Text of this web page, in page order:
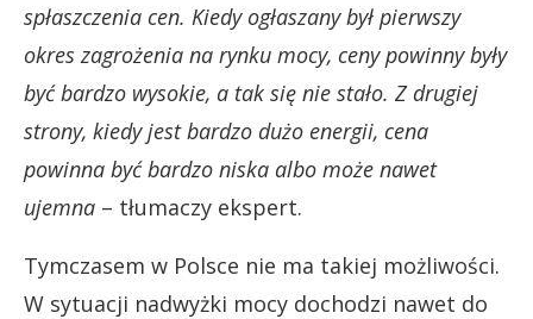
spłaszczenia cen. Kiedy ogłaszany był pierwszy
okres zagrożenia na rynku mocy, ceny powinny były
być bardzo wysokie, a tak się nie stało. Z drugiej
strony, kiedy jest bardzo dużo energii, cena
powinna być bardzo niska albo może nawet
ujemna – tłumaczy ekspert.
Tymczasem w Polsce nie ma takiej możliwości.
W sytuacji nadwyżki mocy dochodzi nawet do